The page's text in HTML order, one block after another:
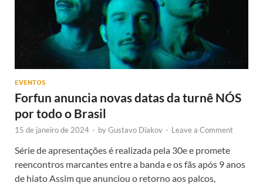
EVENTOS
Forfun anuncia novas datas da turnê NÓS
por todo o Brasil
15 de janeiro de 2024 - byGustavo Diakov - Leave a Comment
Série de apresentações é realizada pela 30e e promete
reencontros marcantes entre a banda e os fãs após 9 anos
de hiato Assim que anunciou o retorno aos palcos,